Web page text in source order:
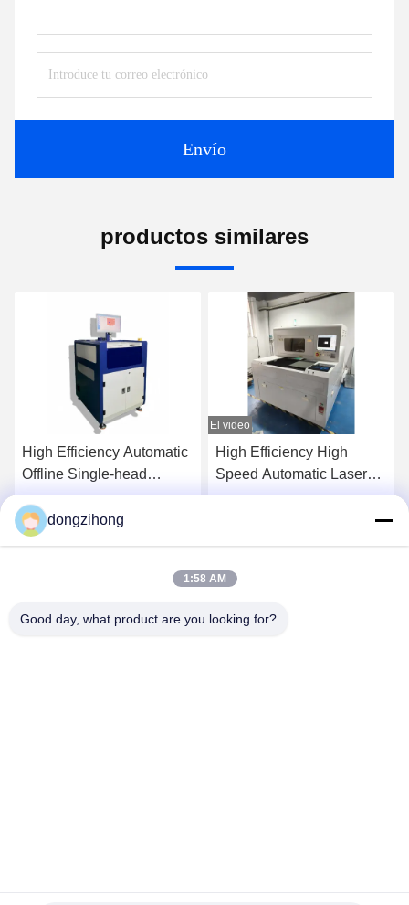
Envío
productos similares
High Efficiency Automatic
Offline Single-head
Selective Wave Soldering
Machine for PCB
Assembly
El video
High Efficiency High
Speed Automatic Laser
PCB Depaneling Machine
dongzihong
1:58 AM
Good day, what product are you looking for?